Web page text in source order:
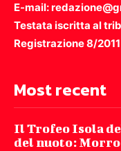
E-mail:
Testata iscritta al
Registrazione 8/2011
Most recent
Il Trofeo Isola
del nuoto: